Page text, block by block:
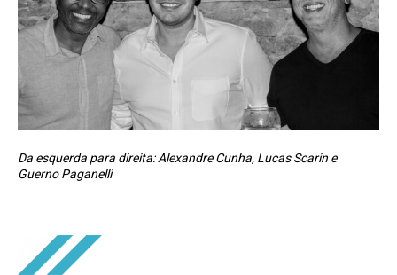
Da esquerda para direita: Alexandre Cunha, Lucas Scarin e
Guerno Paganelli